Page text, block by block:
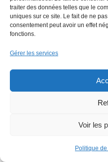
traiter des données telles que le
uniques sur ce site. Le fait de ne
consentement peut avoir un effet
fonctions.
Gérer les services
Voir les
Politique
La Mer Salée,
soutenue par 300